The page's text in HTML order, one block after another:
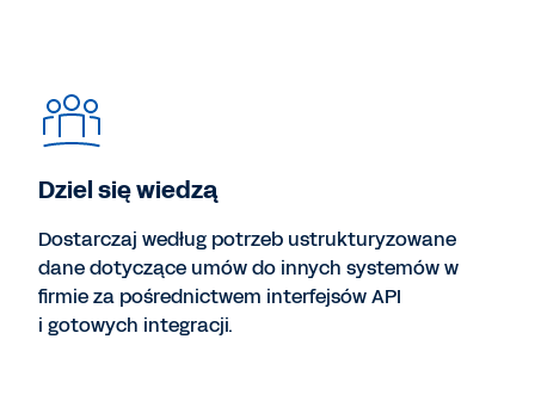
Dziel się wiedzą
Dostarczaj według potrzeb ustrukturyzowane
dane dotyczące umów do innych systemów w
firmie za pośrednictwem interfejsów API
i gotowych integracji.